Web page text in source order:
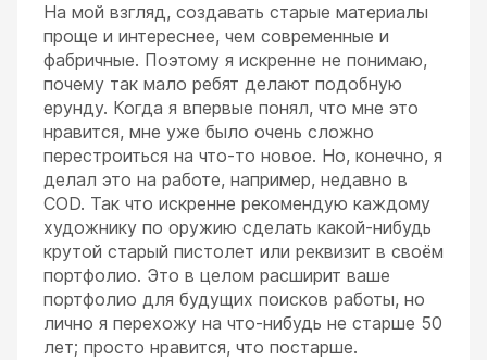
На мой взгляд, создавать старые материалы
проще и интереснее, чем современные и
фабричные. Поэтому я искренне не понимаю,
почему так мало ребят делают подобную
ерунду. Когда я впервые понял, что мне это
нравится, мне уже было очень сложно
перестроиться на что-то новое. Но, конечно, я
делал это на работе, например, недавно в
COD. Так что искренне рекомендую каждому
художнику по оружию сделать какой-нибудь
крутой старый пистолет или реквизит в своём
портфолио. Это в целом расширит ваше
портфолио для будущих поисков работы, но
лично я перехожу на что-нибудь не старше 50
лет; просто нравится, что постарше.